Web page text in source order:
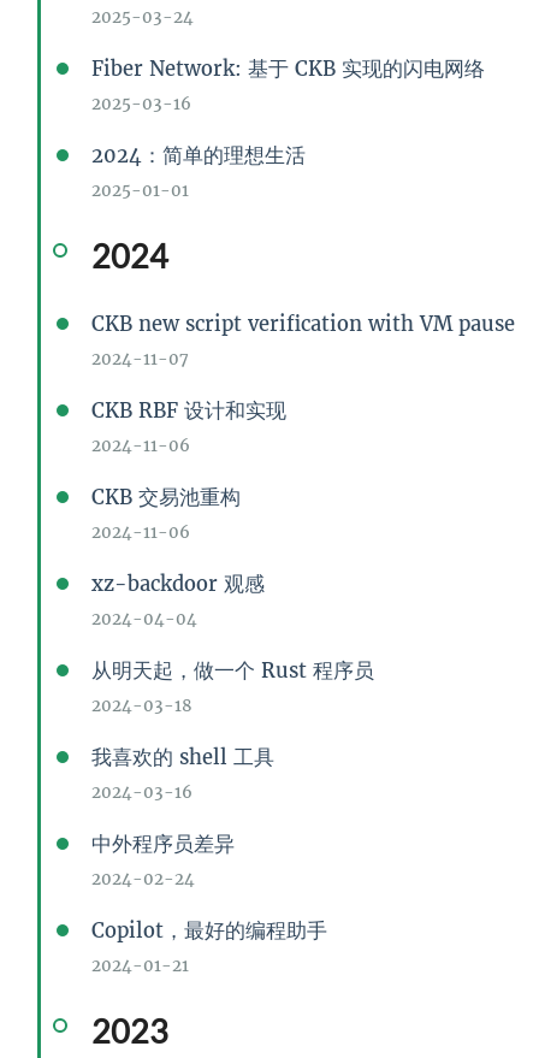
2025-03-24
Fiber Network: 基于 CKB 实现的闪电网络
2025-03-16
2024：简单的理想生活
2025-01-01
2024
CKB new script verification with VM pause
2024-11-07
CKB RBF 设计和实现
2024-11-06
CKB 交易池重构
2024-11-06
xz-backdoor 观感
2024-04-04
从明天起，做一个 Rust 程序员
2024-03-18
我喜欢的 shell 工具
2024-03-16
中外程序员差异
2024-02-24
Copilot，最好的编程助手
2024-01-21
2023